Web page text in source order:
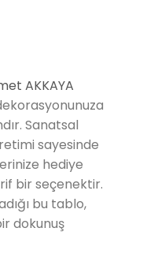
AKKAYA
Sanatsal
sayesinde
hediye
bir seçenektir.
bu tablo,
dokunuş